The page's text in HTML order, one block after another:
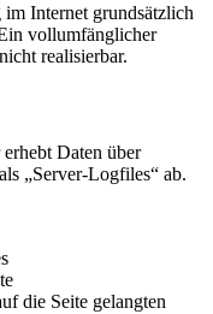
im Internet grundsätzlich
vollumfänglicher
realisierbar.
Daten über
„Server-Logfiles“ ab.
die Seite gelangten